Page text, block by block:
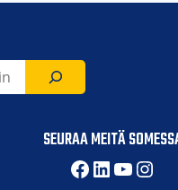
SEURAA MEITÄ
Facebook
LinkedIn